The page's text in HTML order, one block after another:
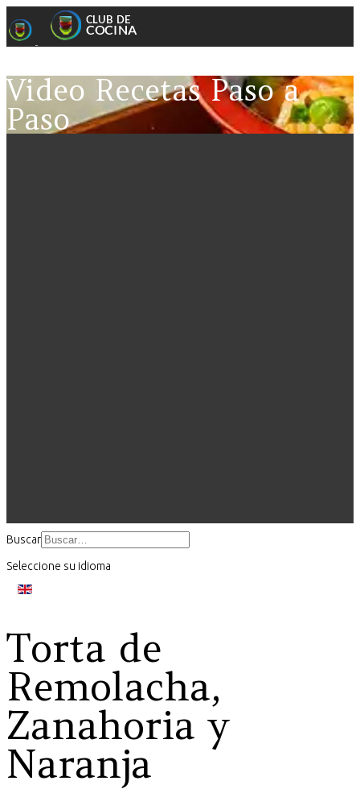
Video Recetas Paso a
Paso
Buscar
Seleccione su idioma
Torta de
Remolacha,
Zanahoria y
Naranja